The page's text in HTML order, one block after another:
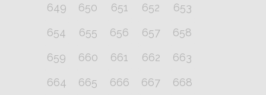
649
650 651 652
653
654
655 656 657
658
659
660 661 662
663
664
665 666 667
668